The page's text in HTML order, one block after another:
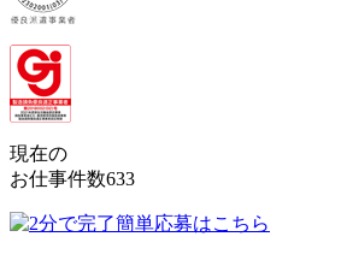
現在の
お仕事件数633